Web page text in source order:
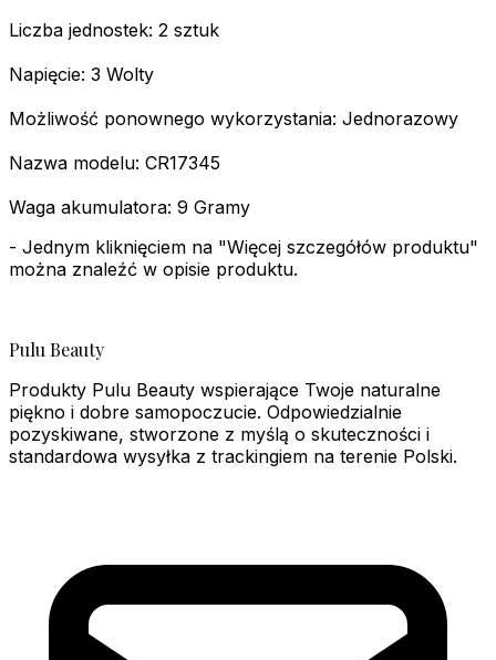
Liczba jednostek: 2 sztuk
Napięcie: 3 Wolty
Możliwość ponownego wykorzystania: Jednorazowy
Nazwa modelu: CR17345
Waga akumulatora: 9 Gramy
- Jednym kliknięciem na "Więcej szczegółów produktu"
można znaleźć w opisie produktu.
Pulu Beauty
Produkty Pulu Beauty wspierające Twoje naturalne
piękno i dobre samopoczucie. Odpowiedzialnie
pozyskiwane, stworzone z myślą o skuteczności i
standardowa wysyłka z trackingiem na terenie Polski.